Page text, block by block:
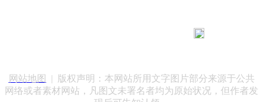
网站地图
| 版权声明：本网站所用文字图片部分来源于公共
网络或者素材网站，凡图文未署名者均为原始状况，但作者发